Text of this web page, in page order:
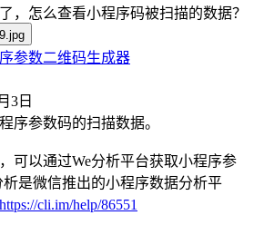
，怎么查看小程序码被扫描的数据？
参数二维码生成器
3日
序参数码的扫描数据。
可以通过We分析平台获取小程序参
是微信推出的小程序数据分析平
https://cli.im/help/86551